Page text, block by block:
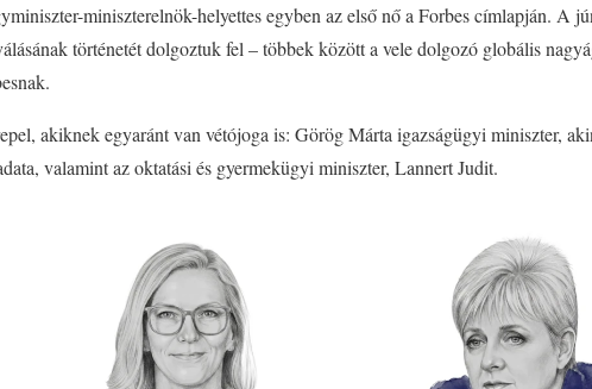
miniszterelnök-helyettes egyben az első nő a Forbes címlapján. A
történetét dolgoztuk fel – többek között a vele dolgozó globális
akiknek egyaránt van vétójoga is: Görög Márta igazságügyi miniszter,
valamint az oktatási és gyermekügyi miniszter, Lannert Judit.